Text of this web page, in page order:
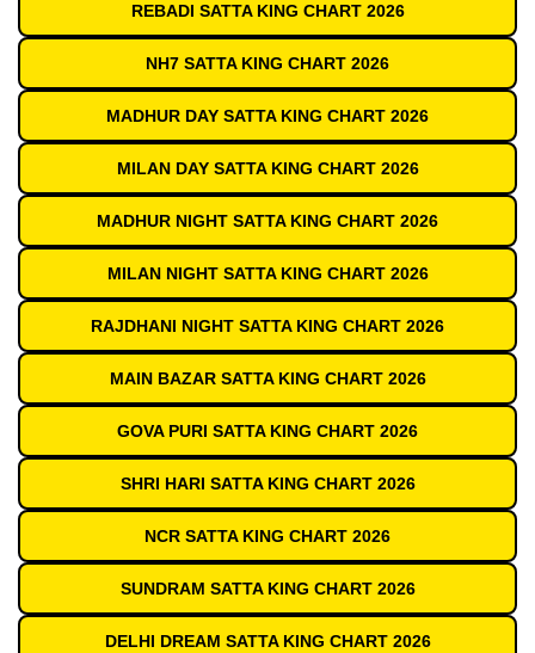
REBADI SATTA KING CHART 2026
NH7 SATTA KING CHART 2026
MADHUR DAY SATTA KING CHART 2026
MILAN DAY SATTA KING CHART 2026
MADHUR NIGHT SATTA KING CHART 2026
MILAN NIGHT SATTA KING CHART 2026
RAJDHANI NIGHT SATTA KING CHART 2026
MAIN BAZAR SATTA KING CHART 2026
GOVA PURI SATTA KING CHART 2026
SHRI HARI SATTA KING CHART 2026
NCR SATTA KING CHART 2026
SUNDRAM SATTA KING CHART 2026
DELHI DREAM SATTA KING CHART 2026